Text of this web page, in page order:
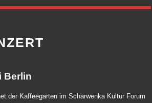
Berlin
der Kaffeegarten im Scharwenka Kultur Forum